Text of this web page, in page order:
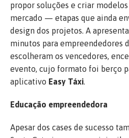
propor soluções e criar
mercado — etapas que ainda
design dos projetos. A
minutos para empreendedores
escolheram os vencedores,
evento, cujo formato foi berço
aplicativo Easy Táxi.
Educação empreendedora
Apesar dos cases de sucesso